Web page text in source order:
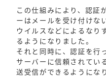
この仕組みにより、認証
ーはメールを受け付けな
ウイルスなどによるなり
るようになりました。
それと同時に、認証を行
サーバーに信頼されてい
送受信ができるようにな